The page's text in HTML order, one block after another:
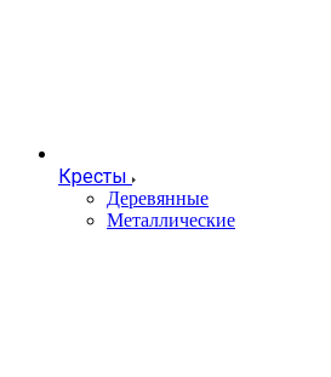
Кресты
Деревянные
Металлические